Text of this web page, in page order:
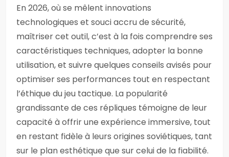
En 2026, où se mêlent innovations
technologiques et souci accru de sécurité,
maîtriser cet outil, c’est à la fois comprendre ses
caractéristiques techniques, adopter la bonne
utilisation, et suivre quelques conseils avisés pour
optimiser ses performances tout en respectant
l’éthique du jeu tactique. La popularité
grandissante de ces répliques témoigne de leur
capacité à offrir une expérience immersive, tout
en restant fidèle à leurs origines soviétiques, tant
sur le plan esthétique que sur celui de la fiabilité.